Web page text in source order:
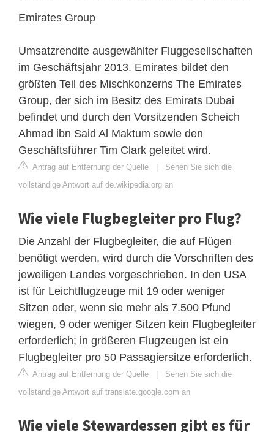
Emirates Group
Umsatzrendite ausgewählter Fluggesellschaften
im Geschäftsjahr 2013. Emirates bildet den
größten Teil des Mischkonzerns The Emirates
Group, der sich im Besitz des Emirats Dubai
befindet und durch den Vorsitzenden Scheich
Ahmad ibn Said Al Maktum sowie den
Geschäftsführer Tim Clark geleitet wird.
Antrag auf Entfernung der Quelle | Sehen Sie sich die
vollständige Antwort auf de.wikipedia.org an
Wie viele Flugbegleiter pro Flug?
Die Anzahl der Flugbegleiter, die auf Flügen
benötigt werden, wird durch die Vorschriften des
jeweiligen Landes vorgeschrieben. In den USA
ist für Leichtflugzeuge mit 19 oder weniger
Sitzen oder, wenn sie mehr als 7.500 Pfund
wiegen, 9 oder weniger Sitzen kein Flugbegleiter
erforderlich; in größeren Flugzeugen ist ein
Flugbegleiter pro 50 Passagiersitze erforderlich.
Antrag auf Entfernung der Quelle | Sehen Sie sich die
vollständige Antwort auf translate.google.com an
Wie viele Stewardessen gibt es für